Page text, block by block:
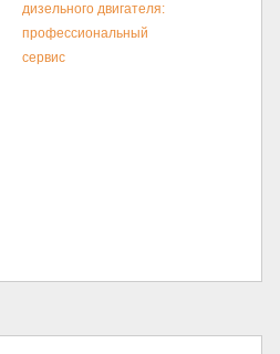
дизельного двигателя:
профессиональный
сервис